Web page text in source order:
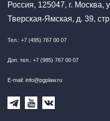
Россия, 125047, г. Москва,
Тверская-Ямская, д. 39,
Тел.: +7 (495) 767 00 07
Доп. тел.: +7 (985) 767 00 07
E-mail: info@pgplaw.ru